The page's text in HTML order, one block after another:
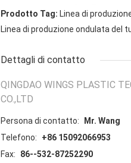
Prodotto Tag: Linea di
Linea di produzione ondulata del
Dettagli di contatto
QINGDAO WINGS PLASTIC
CO.,LTD
Persona di contatto:
Mr. Wang
Telefono:
+86 15092066953
Fax:
86--532-87252290